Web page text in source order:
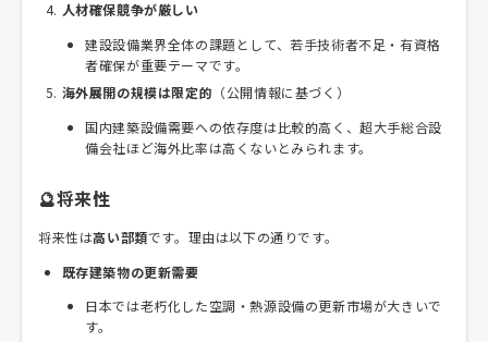
人材確保競争が厳しい
建設設備業界全体の課題として、若手技術者不足・有資格
者確保が重要テーマです。
海外展開の規模は限定的 （公開情報に基づく）
国内建築設備需要への依存度は比較的高く、超大手総合設
備会社ほど海外比率は高くないとみられます。
🔮将来性
将来性は高い部類です。理由は以下の通りです。
既存建築物の更新需要
日本では老朽化した空調・熱源設備の更新市場が大きいで
す。